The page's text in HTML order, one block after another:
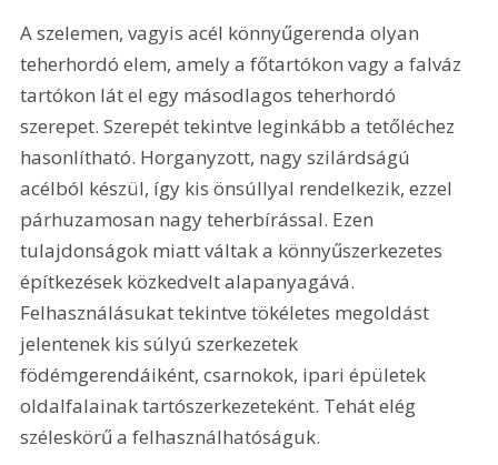
A szelemen, vagyis acél könnyűgerenda olyan
teherhordó elem, amely a főtartókon vagy a falváz
tartókon lát el egy másodlagos teherhordó
szerepet. Szerepét tekintve leginkább a tetőléchez
hasonlítható. Horganyzott, nagy szilárdságú
acélból készül, így kis önsúllyal rendelkezik, ezzel
párhuzamosan nagy teherbírással. Ezen
tulajdonságok miatt váltak a könnyűszerkezetes
építkezések közkedvelt alapanyagává.
Felhasználásukat tekintve tökéletes megoldást
jelentenek kis súlyú szerkezetek
födémgerendáiként, csarnokok, ipari épületek
oldalfalainak tartószerkezeteként. Tehát elég
széleskörű a felhasználhatóságuk.